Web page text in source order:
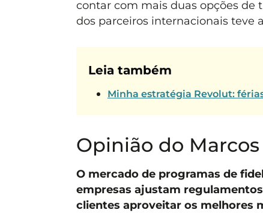
contar com mais duas opções de
dos parceiros internacionais teve
Leia também
Minha estratégia Revolut:
Opinião do
O mercado de programas de
empresas ajustam
clientes aproveitar os melhores